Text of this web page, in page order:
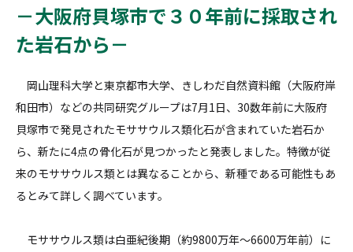
－大阪府貝塚市で３０年前に採取され
た岩石から－
岡山理科大学と東京都市大学、きしわだ自然資料館（大阪府岸
和田市）などの共同研究グループは7月1日、30数年前に大阪府
貝塚市で発見されたモササウルス類化石が含まれていた岩石か
ら、新たに4点の骨化石が見つかったと発表しました。特徴が従
来のモササウルス類とは異なることから、新種である可能性もあ
るとみて詳しく調べています。
モササウルス類は白亜紀後期（約9800万年～6600万年前）に